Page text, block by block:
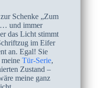
Schenke „Zum
und immer
das Licht stimmt
im Eifer
an. Egal! Sie
Tür-Serie,
Zustand –
meine ganz